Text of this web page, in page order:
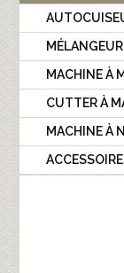
MACHINE À
CUTTER À
MACHINE À